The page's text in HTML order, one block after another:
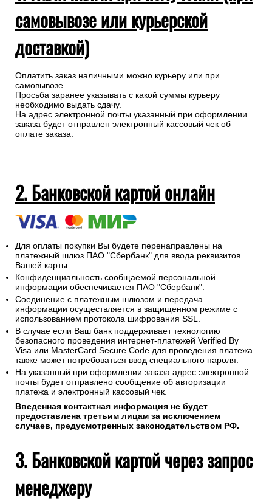
самовывозе или курьерской
доставкой)
Оплатить заказ наличными можно курьеру или при
самовывозе.
Просьба заранее указывать с какой суммы курьеру
необходимо выдать сдачу.
На адрес электронной почты указанный при оформлении
заказа будет отправлен электронный кассовый чек об
оплате заказа.
2. Банковской картой онлайн
Для оплаты покупки Вы будете перенаправлены на
платежный шлюз ПАО "Сбербанк" для ввода реквизитов
Вашей карты.
Конфиденциальность сообщаемой персональной
информации обеспечивается ПАО "Сбербанк".
Соединение с платежным шлюзом и передача
информации осуществляется в защищенном режиме с
использованием протокола шифрования SSL.
В случае если Ваш банк поддерживает технологию
безопасного проведения интернет-платежей Verified By
Visa или MasterCard Secure Code для проведения платежа
также может потребоваться ввод специального пароля.
На указанный при оформлении заказа адрес электронной
почты будет отправлено сообщение об авторизации
платежа и электронный кассовый чек.
Введенная контактная информация не будет
предоставлена третьим лицам за исключением
случаев, предусмотренных законодательством РФ.
3. Банковской картой через запрос
менеджеру